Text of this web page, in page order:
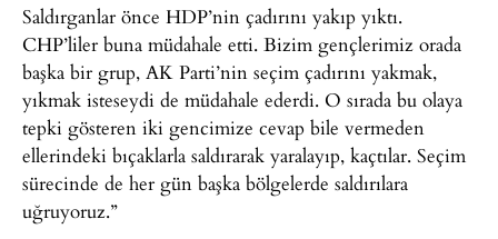
Saldırganlar önce HDP’nin çadırını yakıp yıktı.
CHP’liler buna müdahale etti. Bizim gençlerimiz orada
başka bir grup, AK Parti’nin seçim çadırını yakmak,
yıkmak isteseydi de müdahale ederdi. O sırada bu olaya
tepki gösteren iki gencimize cevap bile vermeden
ellerindeki bıçaklarla saldırarak yaralayıp, kaçtılar. Seçim
sürecinde de her gün başka bölgelerde saldırılara
uğruyoruz.”